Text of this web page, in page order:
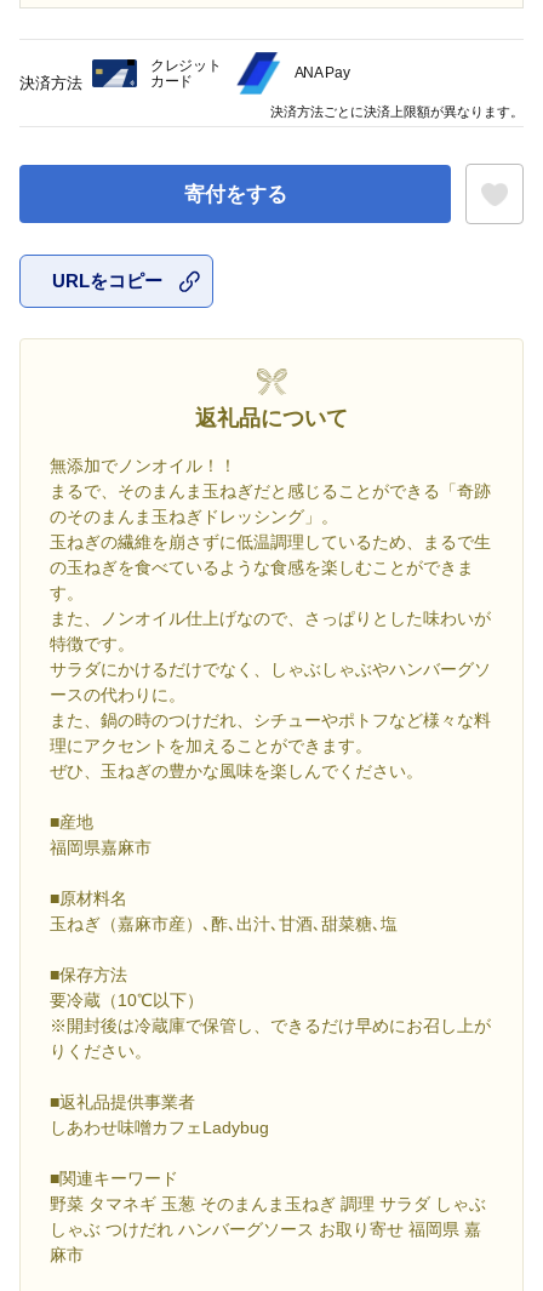
寄付をする
URLをコピー
返礼品について
無添加でノンオイル！！
まるで、そのまんま玉ねぎだと感じることができる「奇跡
のそのまんま玉ねぎドレッシング」。
玉ねぎの繊維を崩さずに低温調理しているため、まるで生
の玉ねぎを食べているような食感を楽しむことができま
す。
また、ノンオイル仕上げなので、さっぱりとした味わいが
特徴です。
サラダにかけるだけでなく、しゃぶしゃぶやハンバーグソ
ースの代わりに。
また、鍋の時のつけだれ、シチューやポトフなど様々な料
理にアクセントを加えることができます。
ぜひ、玉ねぎの豊かな風味を楽しんでください。
■産地
福岡県嘉麻市
■原材料名
玉ねぎ（嘉麻市産）､酢､出汁､甘酒､甜菜糖､塩
■保存方法
要冷蔵（10℃以下）
※開封後は冷蔵庫で保管し、できるだけ早めにお召し上が
りください。
■返礼品提供事業者
しあわせ味噌カフェLadybug
■関連キーワード
野菜 タマネギ 玉葱 そのまんま玉ねぎ 調理 サラダ しゃぶ
しゃぶ つけだれ ハンバーグソース お取り寄せ 福岡県 嘉
麻市
決済方法
クレジット
カード
ANA Pay
決済方法ごとに決済上限額が異なります。